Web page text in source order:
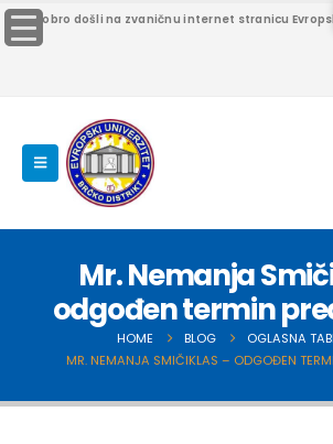
Dobro došli na zvaničnu internet stranicu
Mr. Nemanja
odgođen termin
HOME BLOG
OGLASNA
MR. NEMANJA SMIČIKLAS – ODGOĐEN